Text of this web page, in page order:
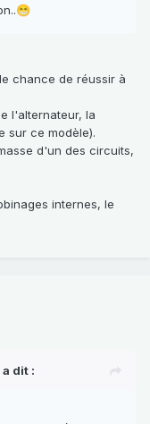
😁
chance de réussir à
l'alternateur, la
sur ce modèle).
d'un des circuits,
internes, le
a dit :